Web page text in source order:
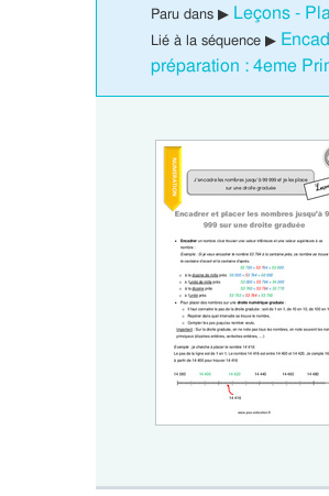
Paru dans ▶ Leçons -
Lié à la séquence ▶
préparation : 4eme